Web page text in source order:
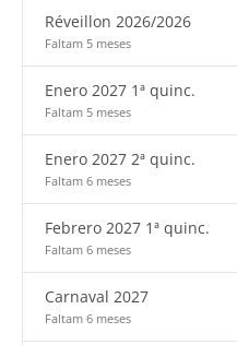
Réveillon 2026/2026
Faltam 5 meses
Enero 2027 1ª quinc.
Faltam 5 meses
Enero 2027 2ª quinc.
Faltam 6 meses
Febrero 2027 1ª quinc.
Faltam 6 meses
Carnaval 2027
Faltam 6 meses